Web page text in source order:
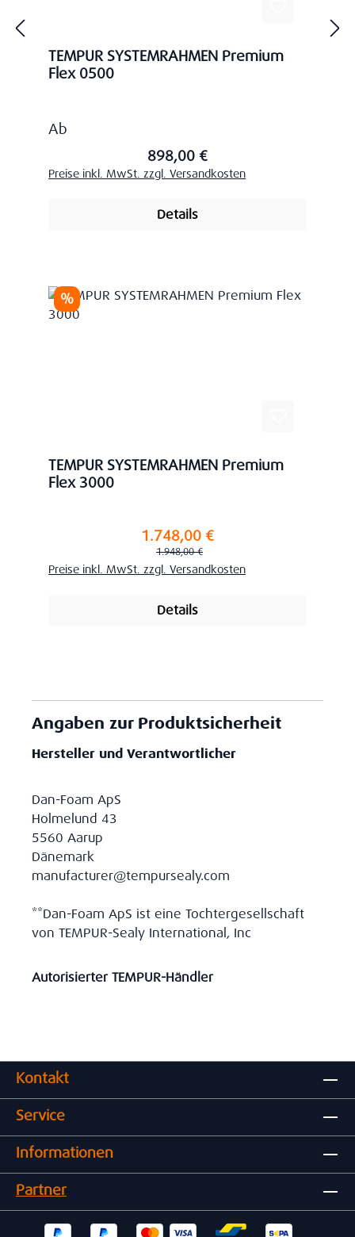
TEMPUR SYSTEMRAHMEN Premium
Flex 0500
Regulärer Preis:
Ab
898,00 €
Preise inkl. MwSt. zzgl. Versandkosten
Details
Rabatt
%
TEMPUR SYSTEMRAHMEN Premium
Flex 3000
Verkaufspreis:1.748,00 €
Regulärer Preis:
1.948,00 €
Preise inkl. MwSt. zzgl. Versandkosten
Details
Angaben zur Produktsicherheit
Hersteller und Verantwortlicher
Dan-Foam ApS
Holmelund 43
5560 Aarup
Dänemark
manufacturer@tempursealy.com
**Dan-Foam ApS ist eine Tochtergesellschaft
von TEMPUR-Sealy International, Inc
Autorisierter TEMPUR-Händler
Kontakt
Service
Informationen
Partner